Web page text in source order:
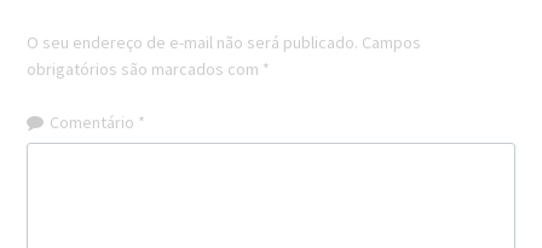
O seu endereço de e-mail não será publicado. Campos
obrigatórios são marcados com *
Comentário *